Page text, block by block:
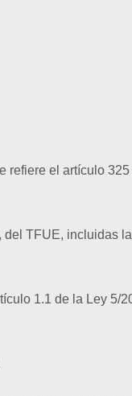
el artículo
TFUE, incluidas
1.1 de la Ley 5/